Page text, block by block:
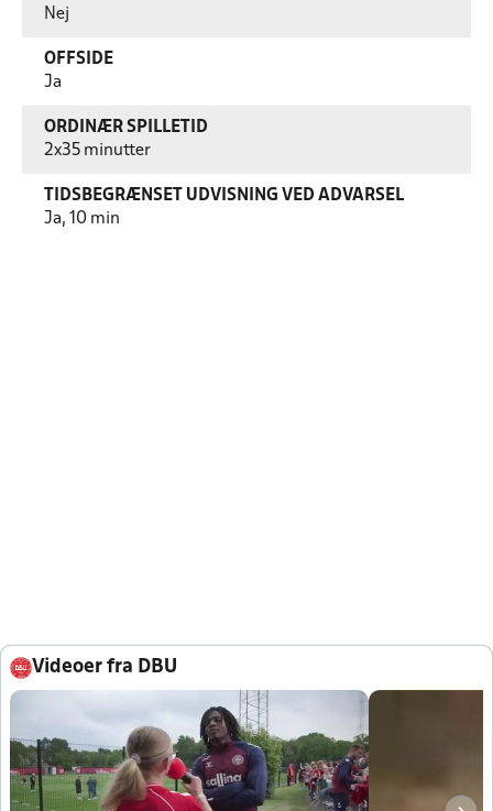
Nej
OFFSIDE
Ja
ORDINÆR SPILLETID
2x35 minutter
TIDSBEGRÆNSET UDVISNING VED ADVARSEL
Ja, 10 min
Videoer fra DBU